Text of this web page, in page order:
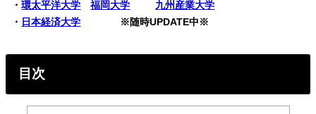
・環太平洋大学 福岡大学
九州産業大学
・ 日本経済大学 ※随時UPDATE中※
目次